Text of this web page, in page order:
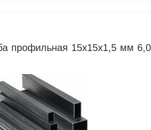
профильная 15х15х1,5 мм